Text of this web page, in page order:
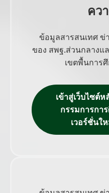
คว
ข้อมูลสารสนเทศ ข่
ของ สพฐ.ส่วนกลางแ
เขตพื้นการ
เข้าสู่เว็บไซต์
กรรมการกา
เวอร์ชั่นใ